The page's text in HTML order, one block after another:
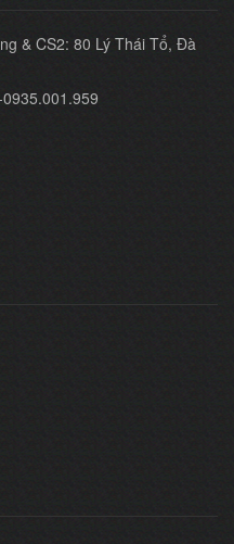
& CS2: 80 Lý Thái Tổ, Đà